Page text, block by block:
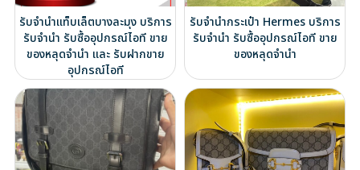
รับจำนำแท็บเล็ตบางละมุง บริการ
รับจำนำ รับซื้ออุปกรณ์ไอที ขาย
ของหลุดจำนำ และ รับฝากขาย
อุปกรณ์ไอที
รับจำนำกระเป๋า Hermes บริการ
รับจำนำ รับซื้ออุปกรณ์ไอที ขาย
ของหลุดจำนำ